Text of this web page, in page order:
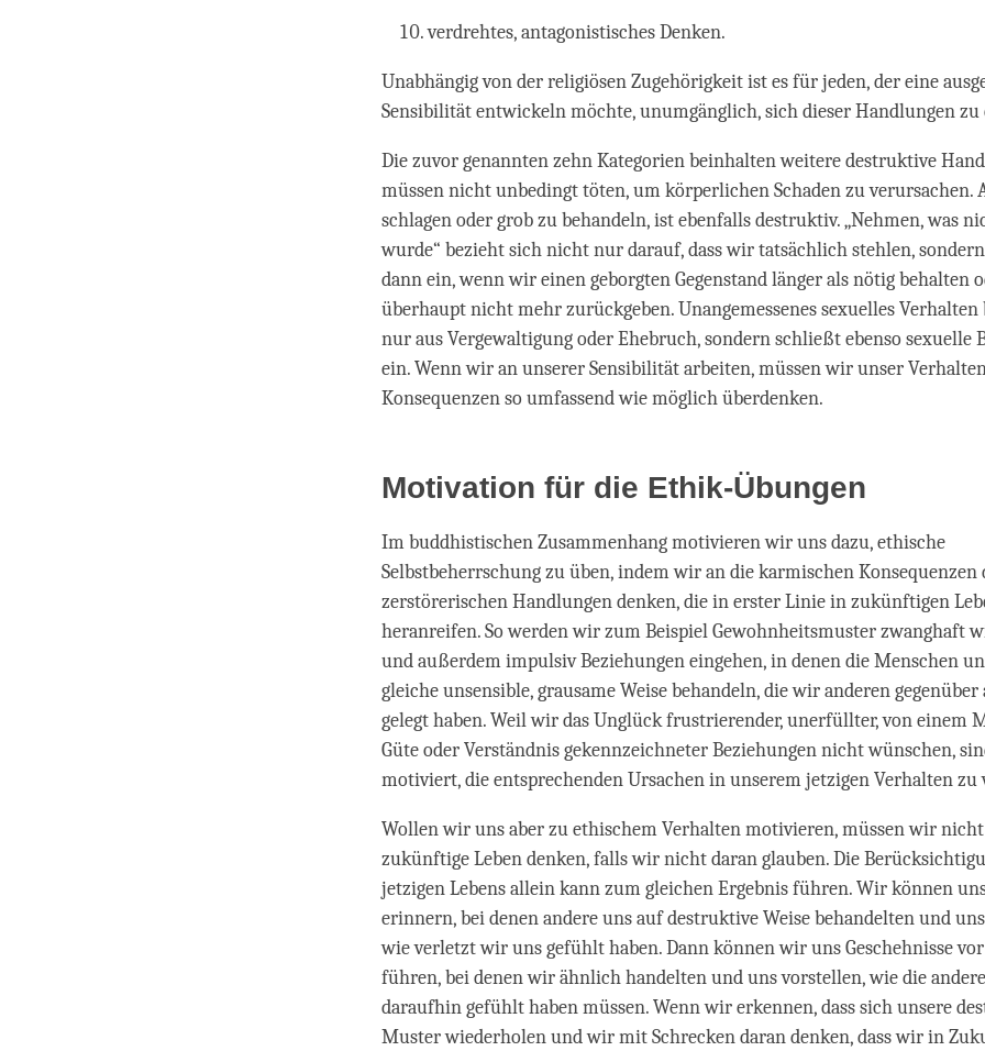
verdrehtes, antagonistisches Denken.
Unabhängig von der religiösen Zugehörigkeit ist es für jeden, der eine
Sensibilität entwickeln möchte, unumgänglich, sich dieser Handlungen zu
Die zuvor genannten zehn Kategorien beinhalten weitere destruktive
müssen nicht unbedingt töten, um körperlichen Schaden zu verursachen.
schlagen oder grob zu behandeln, ist ebenfalls destruktiv. „Nehmen, was
wurde“ bezieht sich nicht nur darauf, dass wir tatsächlich stehlen,
dann ein, wenn wir einen geborgten Gegenstand länger als nötig behalten
überhaupt nicht mehr zurückgeben. Unangemessenes sexuelles
nur aus Ver­gewaltigung oder Ehebruch, sondern schließt ebenso sexuelle
ein. Wenn wir an unserer Sensibilität arbeiten, müssen wir unser
Konsequenzen so umfassend wie möglich überdenken.
Motivation für die Ethik-Übungen
Im buddhistischen Zusammenhang motivieren wir uns dazu, ethische
Selbstbeherrschung zu üben, indem wir an die karmischen Konsequenzen
zerstörerischen Handlungen denken, die in erster Linie in zukünftigen
heranreifen. So werden wir zum Beispiel Gewohnheitsmuster zwanghaft
und außerdem impulsiv Beziehungen eingehen, in denen die Menschen
gleiche unsensible, grausame Weise behandeln, die wir anderen gegenüber
gelegt haben. Weil wir das Unglück frustrierender, unerfüllter, von einem
Güte oder Verständnis ge­kennzeichneter Beziehungen nicht wünschen,
motiviert, die entsprechenden Ursachen in unserem jetzigen Verhalten zu
Wollen wir uns aber zu ethischem Verhalten motivieren, müssen wir
zukünftige Leben denken, falls wir nicht daran glauben. Die
jetzigen Lebens allein kann zum gleichen Ergebnis führen. Wir können
er­in­nern, bei denen andere uns auf destruktive Weise behandelten und
wie verletzt wir uns gefühlt haben. Dann können wir uns Geschehnisse
führen, bei denen wir ähnlich handelten und uns vorstellen, wie die
daraufhin gefühlt haben müssen. Wenn wir erkennen, dass sich unsere
Mus­ter wiederholen und wir mit Schrecken daran denken, dass wir in